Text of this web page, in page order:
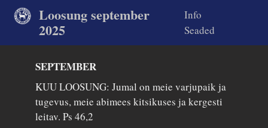
Loosung september
2025
Info
Seaded
SEPTEMBER
KUU LOOSUNG: Jumal on meie varjupaik ja
tugevus, meie abimees kitsikuses ja kergesti
leitav.Ps 46,2